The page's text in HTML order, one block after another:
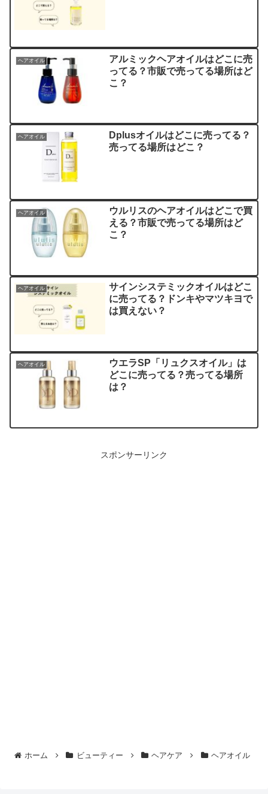
ヘアオイル
アルミックヘアオイルはどこに売
ってる？市販で売ってる場所はど
こ？
ヘアオイル
Dplusオイルはどこに売ってる？
売ってる場所はどこ？
ヘアオイル
ウルリスのヘアオイルはどこで買
える？市販で売ってる場所はど
こ？
ヘアオイル
サインシステミックオイルはどこ
に売ってる？ドンキやマツキヨで
は買えない？
ヘアオイル
ウエラSP「リュクスオイル」は
どこに売ってる？売ってる場所
は？
スポンサーリンク
ホーム ビューティー ヘアケア ヘアオイル